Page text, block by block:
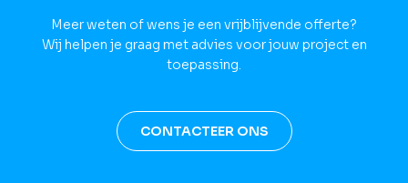
Meer weten of wens je een vrijblijvende offerte?
Wij helpen je graag met advies voor jouw project en
toepassing.
CONTACTEER ONS